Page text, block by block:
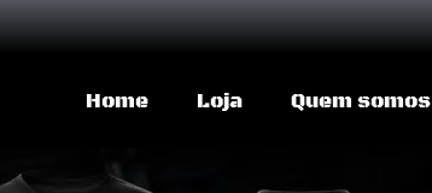
Home Loja Quem somos